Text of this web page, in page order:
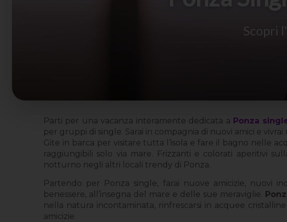
Scopri
Parti per una vacanza interamente dedicata a Ponza
per gruppi di single. Sarai in compagnia di nuovi amici e
Gite in barca per visitare tutta l’isola e fare il bagno nelle
raggiungibili solo via mare. Frizzanti e colorati aperitivi
notturno negli altri locali trendy di Ponza.
Partendo per Ponza single, farai nuove amicizie, nuovi
benessere, all’insegna del mare e delle sue meraviglie.
nella natura incontaminata, rinfrescarsi in acquee
amicizie.